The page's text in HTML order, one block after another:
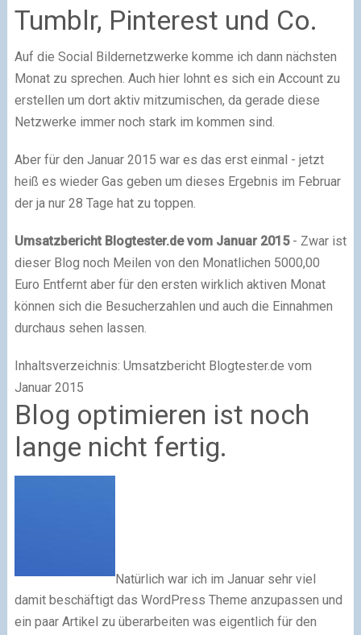
Tumblr, Pinterest und Co.
Auf die Social Bildernetzwerke komme ich dann nächsten
Monat zu sprechen. Auch hier lohnt es sich ein Account zu
erstellen um dort aktiv mitzumischen, da gerade diese
Netzwerke immer noch stark im kommen sind.
Aber für den Januar 2015 war es das erst einmal - jetzt
heiß es wieder Gas geben um dieses Ergebnis im Februar
der ja nur 28 Tage hat zu toppen.
Umsatzbericht Blogtester.de vom Januar 2015- Zwar ist
dieser Blog noch Meilen von den Monatlichen 5000,00
Euro Entfernt aber für den ersten wirklich aktiven Monat
können sich die Besucherzahlen und auch die Einnahmen
durchaus sehen lassen.
Inhaltsverzeichnis: Umsatzbericht Blogtester.de vom
Januar 2015
Blog optimieren ist noch
lange nicht fertig.
Natürlich war ich im Januar sehr viel
damit beschäftigt das WordPress Theme anzupassen und
ein paar Artikel zu überarbeiten was eigentlich für den